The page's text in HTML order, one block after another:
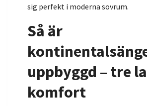
sig perfekt i moderna sovrum.
Så är
uppbyggd – tre
komfort